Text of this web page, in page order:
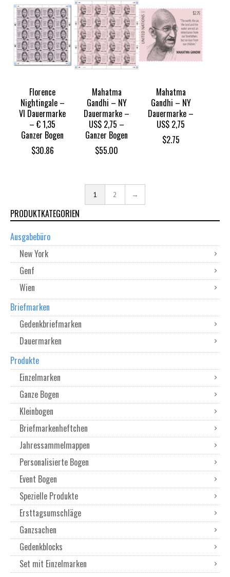
Florence
Nightingale –
VI Dauermarke
– € 1,35
Ganzer Bogen
$30.86
Mahatma
Gandhi – NY
Dauermarke –
US$ 2,75 –
Ganzer Bogen
$55.00
Mahatma
Gandhi – NY
Dauermarke –
US$ 2,75
$2.75
1 2 →
PRODUKTKATEGORIEN
Ausgabebüro
New York
Genf
Wien
Briefmarken
Gedenkbriefmarken
Dauermarken
Produkte
Einzelmarken
Ganze Bogen
Kleinbogen
Briefmarkenheftchen
Jahressammelmappen
Personalisierte Bogen
Event Bogen
Spezielle Produkte
Ersttagsumschläge
Ganzsachen
Gedenkblocks
Set mit Einzelmarken